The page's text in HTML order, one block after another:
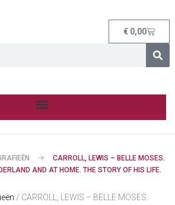
€ 0,00
CARROLL, LEWIS – BELLE MOSES.
AND AT HOME. THE STORY OF HIS LIFE.
/ CARROLL, LEWIS – BELLE MOSES.